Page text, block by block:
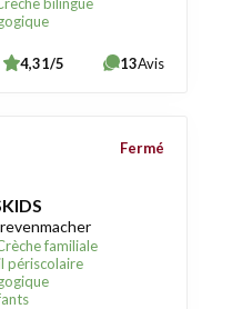
4,31/5 13Avis
familiale
périscolaire
Fermé